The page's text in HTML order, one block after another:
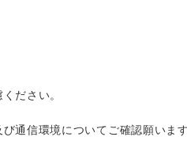
ださい。
通信環境についてご確認願います